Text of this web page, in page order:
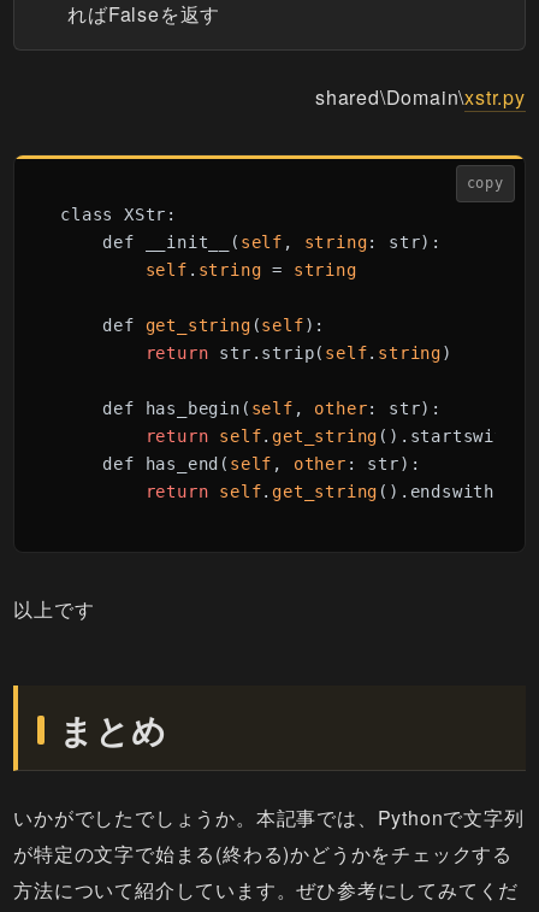
ればFalseを返す
shared\Domain\xstr.py
copy
class XStr:
def __init__( self , string: str):
self . string = string
def get_string (self):
return str.strip( self. string)
def has_begin( self , other: str):
return
self. get_string ().startswith(
def has_end( self , other : str):
return
self. get_string ().endswith(
以上です
まとめ
いかがでしたでしょうか。本記事では、Pythonで文字列
が特定の文字で始まる(終わる)かどうかをチェックする
方法について紹介しています。ぜひ参考にしてみてくだ